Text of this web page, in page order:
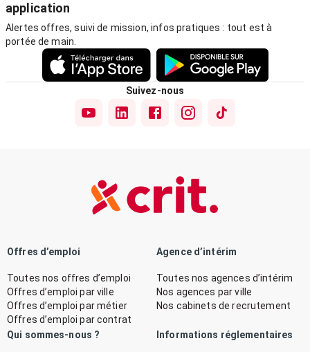
application
Alertes offres, suivi de mission, infos pratiques : tout est à
portée de main.
Suivez-nous
Offres d’emploi
Toutes nos offres d’emploi
Offres d’emploi par ville
Offres d’emploi par métier
Offres d’emploi par contrat
Agence d’intérim
Toutes nos agences d’intérim
Nos agences par ville
Nos cabinets de recrutement
Qui sommes-nous ? Informations réglementaires